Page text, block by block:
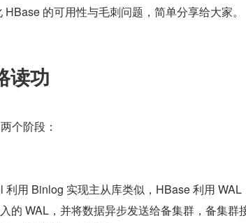
的可用性与毛刺问题，简单分享给大家。
读功
个阶段：
用 Binlog 实现主从库类似，HBase 利用 WAL
的 WAL，并将数据异步发送给备集群，备集群